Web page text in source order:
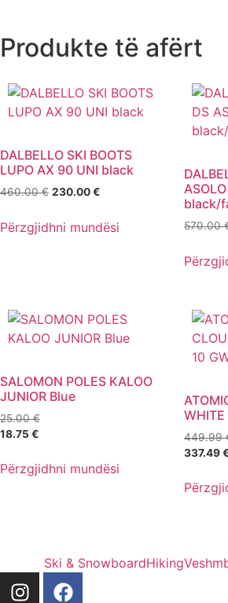
Produkte të afërt
DALBELLO SKI BOOTS
LUPO AX 90 UNI black
460.00€ 230.00€
Përzgjidhni mundësi
black/
570.00
SALOMON POLES KALOO
JUNIOR Blue
25.00€
18.75€
Përzgjidhni mundësi
449.99
337.49
Ski & SnowboardHiking